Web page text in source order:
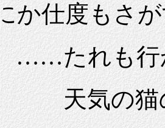
度もさが
行かな
猫の目